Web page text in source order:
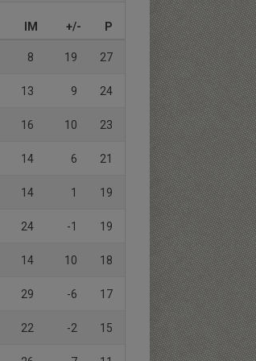
IM +/- P
8 19 27
13 9 24
16 10 23
14 6 21
14 1 19
24 -1 19
14 10 18
29 -6 17
22 -2 15